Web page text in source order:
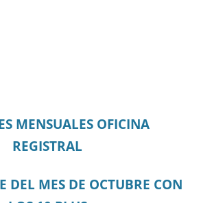
MENSUALES OFICINA
REGISTRAL
DEL MES DE OCTUBRE CON